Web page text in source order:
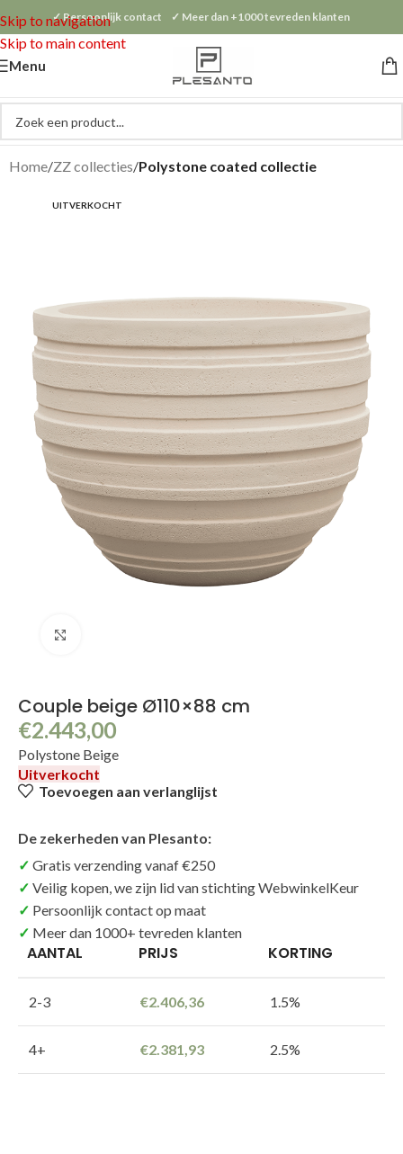
Skip to navigation
Skip to main content
✓ Persoonlijk contact ✓ Meer dan +1000 tevreden klanten
Menu
Home ZZ collecties Polystone coated collectie
UITVERKOCHT
Couple beige Ø110×88 cm
€2.443,00
Polystone Beige
Uitverkocht
Toevoegen aan verlanglijst
De zekerheden van Plesanto:
Gratis verzending vanaf €250
Veilig kopen, we zijn lid van stichting WebwinkelKeur
Persoonlijk contact op maat
Meer dan 1000+ tevreden klanten
AANTAL PRIJS KORTING
2-3 €2.406,36 1.5%
4+ €2.381,93 2.5%